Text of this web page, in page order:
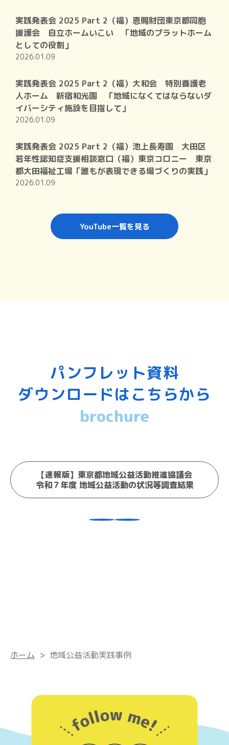
YouTube一覧を見る
実践発表会 2025 Part 2（福）恩賜財団東京都同胞
援護会 自立ホームいこい 「地域のプラットホーム
としての役割」
2026.01.09
実践発表会 2025 Part 2（福）大和会 特別養護老
人ホーム 新宿和光園 「地域になくてはならないダ
イバーシティ施設を目指して」
2026.01.09
実践発表会 2025 Part 2（福）池上長寿園 大田区
若年性認知症支援相談窓口（福）東京コロニー 東京
都大田福祉工場「誰もが表現できる場づくりの実践」
2026.01.09
パンフレット資料
ダウンロードはこちらから
brochure
【速報版】東京都地域公益活動推進協議会
令和７年度 地域公益活動の状況等調査結果
ホーム > 地域公益活動実践事例